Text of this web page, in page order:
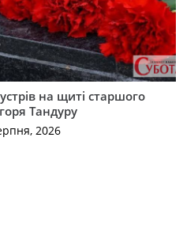
на щиті старшого
Тандуру
2026